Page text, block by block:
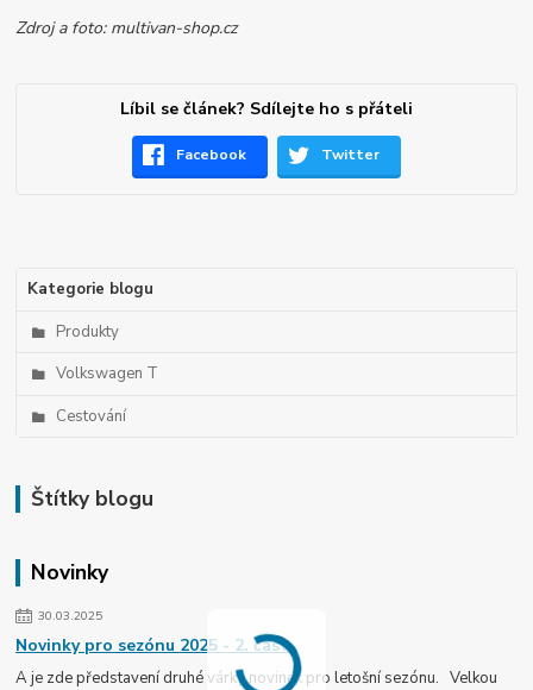
Kategorie blogu
Produkty
Volkswagen T
Cestování
Štítky blogu
Novinky
30.03.2025
Novinky pro sezónu 2025 - 2. část
A je zde představení druhé várky novinek pro letošní sezónu. Velkou
Zdroj a foto: multivan-shop.cz
Líbil se článek? Sdílejte ho s přáteli
Facebook Twitter